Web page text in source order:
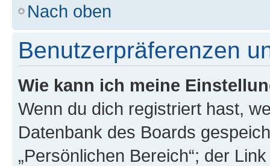
Nach oben
Benutzerpräferenzen
Wie kann ich meine
Wenn du dich registriert hast,
Datenbank des Boards
„Persönlichen Bereich“; der